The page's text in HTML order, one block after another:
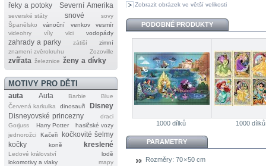
řeky a potoky Severní Amerika
severské státy snové
sovy
Španělsko
vánoční venkov
vesmír
videohry
víly vlci vodopády
zahrady a parky zátiší
zimní
znamení zvěrokruhu
Zozoville
zvířata železnice ženy a dívky
MOTIVY PRO DĚTI
auta Auta Barbie
Blue
Červená karkulka
dinosauři
Disney
Disneyovské princezny
draci
Gorjuss
Harry Potter
hasičské vozy
jednorožci
Kačeři
kočkovité šelmy
kočky
koně kreslené
Ledové království
lodě
lokomotivy a vlaky
mapy
Zobrazit obrázek ve větší velikosti
PODOBNÉ PRODUKTY
1000 dílků 1000 dílků
PARAMETRY
Rozměry: 70 × 50 cm